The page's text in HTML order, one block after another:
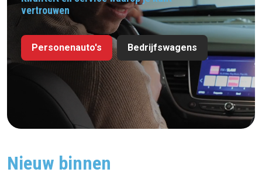
vertrouwen
Personenauto's Bedrijfswagens
Nieuw binnen